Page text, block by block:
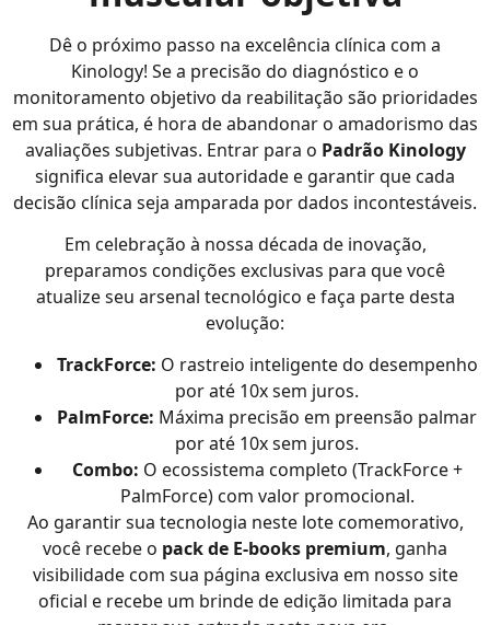
Dê o próximo passo na excelência clínica com a
Kinology! Se a precisão do diagnóstico e o
monitoramento objetivo da reabilitação são prioridades
em sua prática, é hora de abandonar o amadorismo das
avaliações subjetivas. Entrar para o Padrão Kinology
significa elevar sua autoridade e garantir que cada
decisão clínica seja amparada por dados incontestáveis.
Em celebração à nossa década de inovação,
preparamos condições exclusivas para que você
atualize seu arsenal tecnológico e faça parte desta
evolução:
TrackForce: O rastreio inteligente do desempenho
por até 10x sem juros.
PalmForce: Máxima precisão em preensão palmar
por até 10x sem juros.
Combo: O ecossistema completo (TrackForce +
PalmForce) com valor promocional.
Ao garantir sua tecnologia neste lote comemorativo,
você recebe o pack de E-books premium, ganha
visibilidade com sua página exclusiva em nosso site
oficial e recebe um brinde de edição limitada para